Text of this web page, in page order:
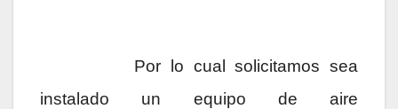
Por lo cual solicitamos sea
instalado un equipo de aire